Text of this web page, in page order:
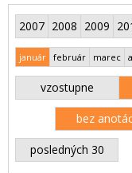
2007 2008 2009
január február marec
vzostupne
bez
posledných 30